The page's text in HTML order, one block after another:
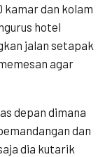
kamar dan kolam
hotel
jalan setapak
agar
depan dimana
dan
dia kutarik